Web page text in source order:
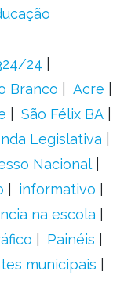
24
Branco
Acre
São Félix BA
Legislativa
Nacional
informativo
na escola
Painéis
municipais